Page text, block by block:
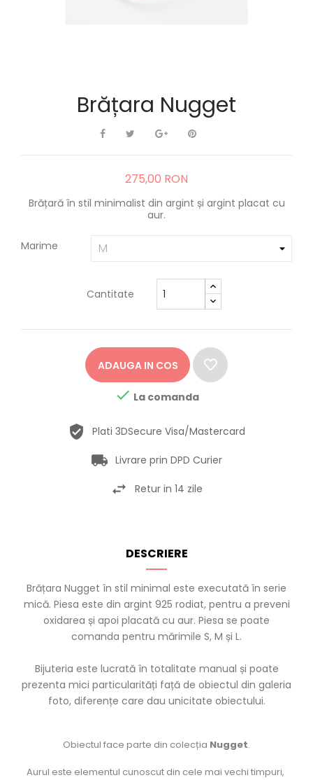
Brățara Nugget
275,00 RON
Brățară în stil minimalist din argint și argint placat cu
aur.
Marime
Cantitate
ADAUGA IN COS
 La comanda
Plati 3DSecure Visa/Mastercard
Livrare prin DPD Curier
Retur in 14 zile
DESCRIERE
Brățara Nugget în stil minimal este executată în serie
mică. Piesa este din argint 925 rodiat, pentru a preveni
oxidarea și apoi placată cu aur. Piesa se poate
comanda pentru mărimile S, M și L.
Bijuteria este lucrată în totalitate manual și poate
prezenta mici particularități față de obiectul din galeria
foto, diferențe care dau unicitate obiectului.
Obiectul face parte din colecția Nugget.
Aurul este elementul cunoscut din cele mai vechi timpuri,